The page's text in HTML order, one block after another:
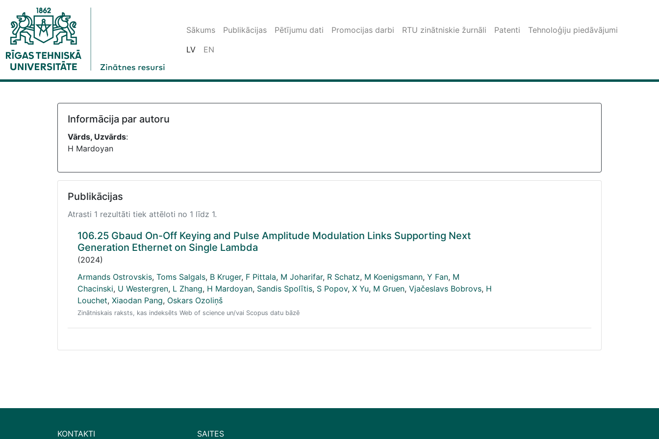
Sākums Publikācijas Pētījumu dati Promocijas darbi RTU zinātniskie žurnāli Patenti
Tehnoloģiju piedāvājumi
LV
EN
Informācija par autoru
Vārds, Uzvārds:
H Mardoyan
Publikācijas
Atrasti 1 rezultāti tiek attēloti no 1 līdz 1.
106.25 Gbaud On-Off Keying and Pulse Amplitude Modulation Links Supporting Next
Generation Ethernet on Single Lambda
(2024)
Armands Ostrovskis, Toms Salgals, B Kruger, F Pittala, M Joharifar, R Schatz, M Koenigsmann, Y Fan, M
Chacinski, U Westergren, L Zhang, H Mardoyan, Sandis Spolītis, S Popov, X Yu, M Gruen, Vjačeslavs Bobrovs, H
Louchet, Xiaodan Pang, Oskars Ozoliņš
Zinātniskais raksts, kas indeksēts Web of science un/vai Scopus datu bāzē
KONTAKTI SAITES